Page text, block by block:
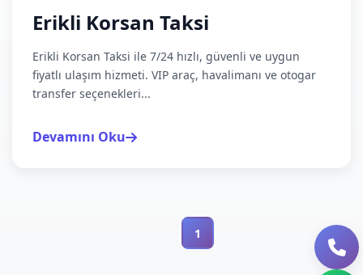
Erikli Korsan Taksi
Erikli Korsan Taksi ile 7/24 hızlı, güvenli ve uygun
fiyatlı ulaşım hizmeti. VIP araç, havalimanı ve otogar
transfer seçenekleri...
Devamını Oku
1